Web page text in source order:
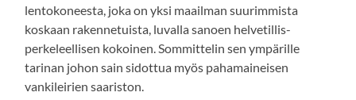
lentokoneesta, joka on yksi maailman suurimmista
koskaan rakennetuista, luvalla sanoen helvetillis-
perkeleellisen kokoinen. Sommittelin sen ympärille
tarinan johon sain sidottua myös pahamaineisen
vankileirien saariston.